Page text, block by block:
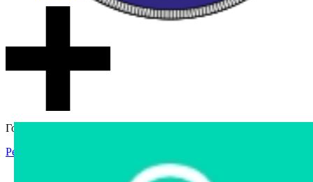
Гостевой доступ
Регистрация